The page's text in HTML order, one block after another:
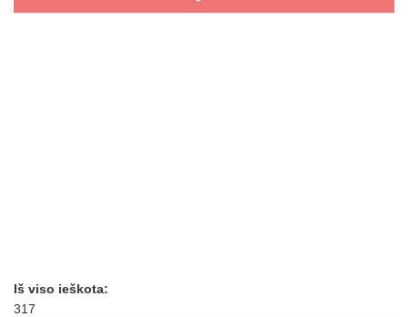
Iš viso ieškota:
317